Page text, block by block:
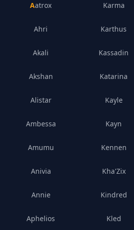
Aatrox
Ahri
Akali
Akshan
Alistar
Ambessa
Amumu
Anivia
Annie
Aphelios
Karma
Karthus
Kassadin
Katarina
Kayle
Kayn
Kennen
Kha'Zix
Kindred
Kled